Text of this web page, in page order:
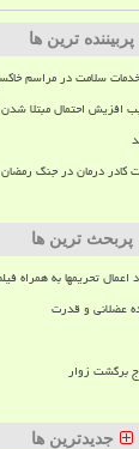
پربیننده ترین ها
سلامت در مراسم
افزیش احتمال مبتلا
کادر درمان در جنگ رمضان
پربحث ترین ها
تحریمها به همراه
عضلانی و قدرت
برگشت زوار
جدیدترین ها